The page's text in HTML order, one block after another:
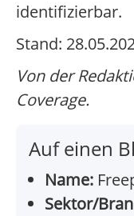
identifizierbar.
Stand:
Von der
Coverage.
Auf einen
Name:
Sektor/